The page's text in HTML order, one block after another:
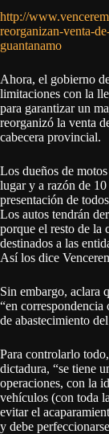
http://
reorganizan-venta-
guantanamo
Ahora, el gobierno
limitaciones con la
para garantizar un
reorganizó la venta
cabecera provincial.
Los dueños de
lugar y a razón de
presentación de
Los autos tendrán
porque el resto de la
destinados a las
Así los dice
Sin embargo, aclara
“en
de abastecimiento
Para controlarlo
dictadura, “se tiene
operaciones, con la
vehículos (con toda
evitar el
y debe